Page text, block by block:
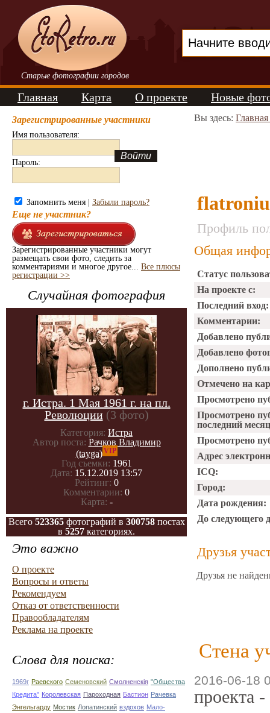
Старые фотографии городов
Главная Карта О проекте Новые
Зарегистрированные участники
Имя пользователя:
Пароль:
Запомнить меня | Забыли пароль?
Еще не участник?
Зарегистрированные участники могут
размещать свои фото, следить за
комментариями и многое другое... Все плюсы
регистрации >>
Случайная фотография
г. Истра. 1 Мая 1961 г. на пл.
Революции (3 фото)
Категория: Истра
Автор поста: Рачков Владимир
(tayga)VIP
Год съемки: 1961
Дата: 15.12.2019 13:57
Рейтинг: 0
Комментарии: 0
Карта: -
Всего 523365фотографий в 300758постах
в 5257 категориях.
Это важно
О проекте
Вопросы и ответы
Рекомендуем
Отказ от ответственности
Правообладателям
Реклама на проекте
Слова для поиска:
1969г Раевского Семеновский Смолненскія "Общества
Кредита" Королевская Пароходная Бастион Рачевка
Энгельгарду Мостик Лопатинский вздохов Мало-
Вы здесь:
Профиль
Общая
Статус
На проекте с:
Последний вход:
Комментарии:
Добавлено
Добавлено
Дополнено
Отмечено на
Просмотрено
Просмотрено
последний
Просмотрено
Адрес
ICQ:
Город:
Дата рождения:
До следующего
Друзья
Друзья не
Стена
2016-06-18
проекта